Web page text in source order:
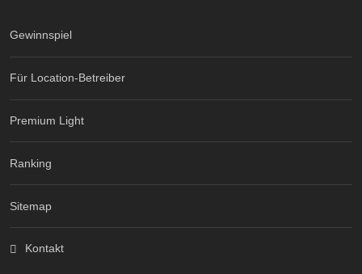
Gewinnspiel
Für Location-Betreiber
Premium Light
Ranking
Sitemap
Kontakt